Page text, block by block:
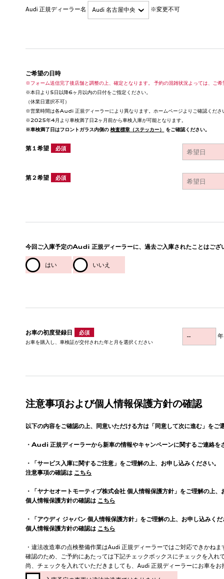
Audi 正規ディーラー名 ※変更不可
ご希望の日時
※フォーム送信完了後店舗と調整の上、確定となります。 予約の混雑状況よっては、ご
※本日より5日以降6ヶ月以内の日付をご指定ください。
（休業日選択不可）
※営業時間は各Audi 正規ディーラーにより異なります。ホームページよりご確認くださ
※2025年4月より車検満了日2ヶ月前から車検入庫が可能となります。
※車検満了日はフロントガラス内側の 検査標章（ステッカー） をご確認ください。
第１希望 必須
第２希望 必須
今回ご入庫予定のAudi 正規ディーラーに、過去ご入庫されたことはござ
はい いいえ
お車の初度登録日 必須
お車を購入し、車検証が交付された年と月を選択ください
年
注意事項および個人情報保護方針の確認
以下の内容をご確認の上、同意いただける方は「同意して次に進む」をご
・ Audi 正規ディーラーから新車の情報やキャンペーンに関するご連絡を
・「サービス入庫に関するご注意」をご理解の上、お申し込みください。
注意事項の確認は こちら
・「ヤナセオートモーティブ株式会社 個人情報保護方針」をご理解の上、
個人情報保護方針の確認は こちら
・「アウディ ジャパン 個人情報保護方針」をご理解の上、お申し込みくだ
個人情報保護方針の確認は こちら
・違法改造車の点検整備作業はAudi 正規ディーラーではご対応できかねま
確認のため、ご予約にあたっては下記チェックボックスにチェックを入れ
尚、チェックを入れていただきましても、Audi 正規ディーラーにお車を